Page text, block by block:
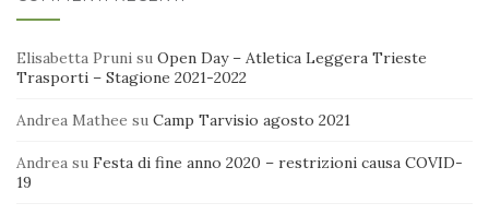
Elisabetta Pruni su Open Day – Atletica Leggera Trieste
Trasporti – Stagione 2021-2022
Andrea Mathee su Camp Tarvisio agosto 2021
Andrea su Festa di fine anno 2020 – restrizioni causa COVID-
19